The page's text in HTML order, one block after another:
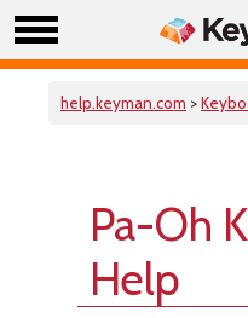
help.keyman.com >
Pa-Oh
Help